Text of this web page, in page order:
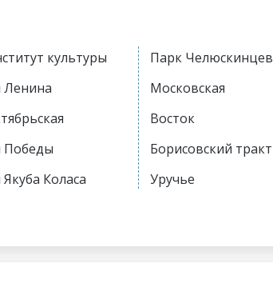
культуры
Ленина
Победы
Коласа
Парк Челюскинцев
Московская
Восток
Борисовский тракт
Уручье